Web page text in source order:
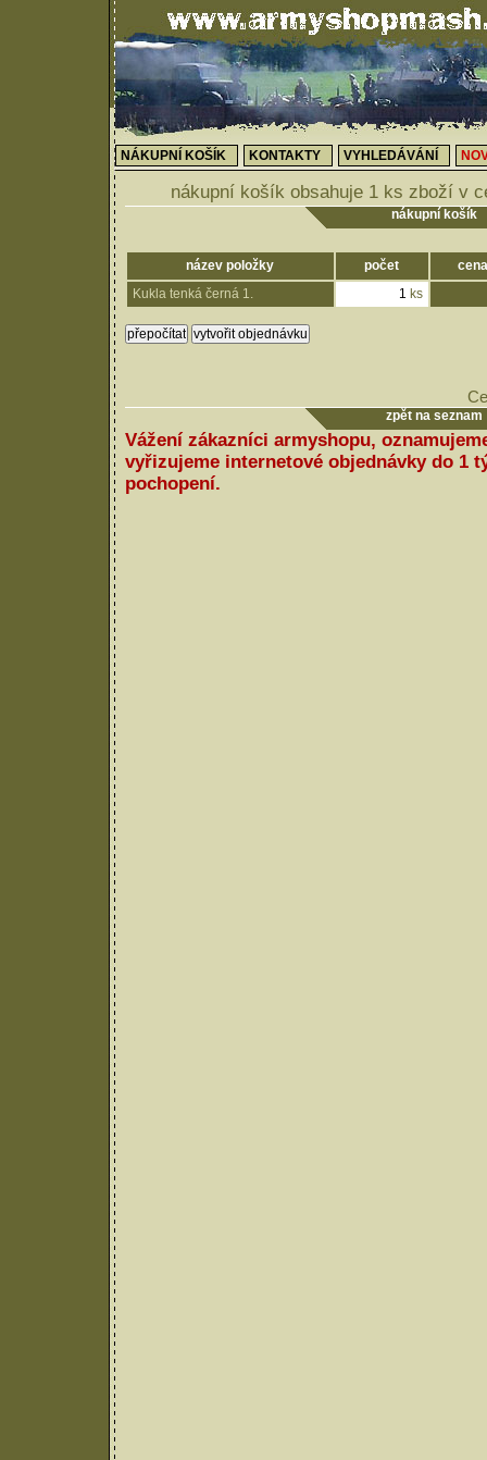
NÁKUPNÍ KOŠÍK KONTAKTY VYHLEDÁVÁNÍ
nákupní košík obsahuje 1 ks zboží v
nákupní košík
název položky počet
Kukla tenká černá 1.
ks
zpět na seznam
Vážení zákazníci armyshopu,
vyřizujeme internetové objednávky do 1
pochopení.